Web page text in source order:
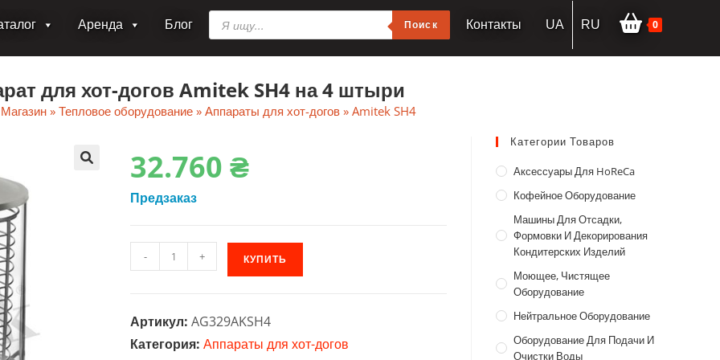
Аренда Блог
Поиск
товаров Поиск Контакты UA RU 0
для хот-догов Amitek SH4 на 4 штыри
Магазин » Тепловое оборудование » Аппараты для хот-догов » Amitek SH4
32.760₴
Предзаказ
Количество
товара
хот-
догов
- + КУПИТЬ
Артикул:AG329AKSH4
Категория:Аппараты для хот-догов
Категории Товаров
Аксессуары Для HoReCa
Кофейное Оборудование
Машины Для Отсадки,
Формовки И Декорирования
Кондитерских Изделий
Моющее, Чистящее
Оборудование
Нейтральное Оборудование
Оборудование Для Подачи И
Очистки Воды